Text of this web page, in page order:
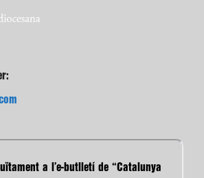
a l’e-butlletí de “Catalunya